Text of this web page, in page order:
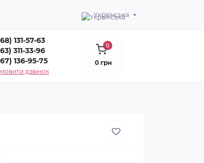
Українська
131-57-63
311-33-96
136-95-75
дзвінок
0
0 грн